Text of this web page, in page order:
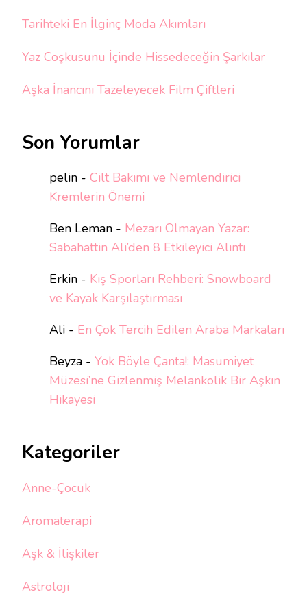
Tarihteki En İlginç Moda Akımları
Yaz Coşkusunu İçinde Hissedeceğin Şarkılar
Aşka İnancını Tazeleyecek Film Çiftleri
Son Yorumlar
pelin - Cilt Bakımı ve Nemlendirici
Kremlerin Önemi
Ben Leman - Mezarı Olmayan Yazar:
Sabahattin Ali’den 8 Etkileyici Alıntı
Erkin - Kış Sporları Rehberi: Snowboard
ve Kayak Karşılaştırması
Ali - En Çok Tercih Edilen Araba Markaları
Beyza - Yok Böyle Çanta!: Masumiyet
Müzesi’ne Gizlenmiş Melankolik Bir Aşkın
Hikayesi
Kategoriler
Anne-Çocuk
Aromaterapi
Aşk & İlişkiler
Astroloji